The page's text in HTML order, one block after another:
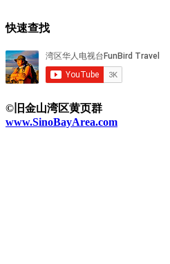
快速查找
©旧金山湾区黄页群
www.SinoBayArea.com